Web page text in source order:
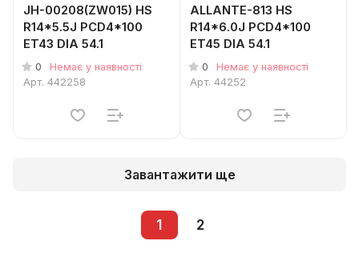
JH-00208(ZW015) HS
R14*5.5J PCD4*100
ET43 DIA 54.1
0
Немає у наявності
Арт. 442258
ALLANTE-813 HS
R14*6.0J PCD4*100
ET45 DIA 54.1
0
Немає у наявності
Арт. 44252
Завантажити ще
1 2